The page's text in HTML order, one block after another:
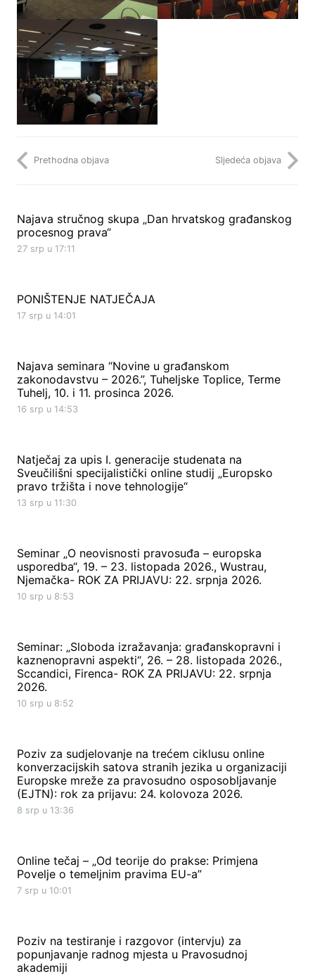
Prethodna objava Sljedeća objava
Najava stručnog skupa „Dan hrvatskog građanskog
procesnog prava“
27 srp u 17:11
PONIŠTENJE NATJEČAJA
17 srp u 14:01
Najava seminara “Novine u građanskom
zakonodavstvu – 2026.”, Tuheljske Toplice, Terme
Tuhelj, 10. i 11. prosinca 2026.
16 srp u 14:53
Natječaj za upis I. generacije studenata na
Sveučilišni specijalistički online studij „Europsko
pravo tržišta i nove tehnologije“
13 srp u 11:30
Seminar „O neovisnosti pravosuđa – europska
usporedba“, 19. – 23. listopada 2026., Wustrau,
Njemačka- ROK ZA PRIJAVU: 22. srpnja 2026.
10 srp u 8:53
Seminar: „Sloboda izražavanja: građanskopravni i
kaznenopravni aspekti“, 26. – 28. listopada 2026.,
Sccandici, Firenca- ROK ZA PRIJAVU: 22. srpnja
2026.
10 srp u 8:52
Poziv za sudjelovanje na trećem ciklusu online
konverzacijskih satova stranih jezika u organizaciji
Europske mreže za pravosudno osposobljavanje
(EJTN): rok za prijavu: 24. kolovoza 2026.
8 srp u 13:36
Online tečaj – „Od teorije do prakse: Primjena
Povelje o temeljnim pravima EU-a”
7 srp u 10:01
Poziv na testiranje i razgovor (intervju) za
popunjavanje radnog mjesta u Pravosudnoj
akademiji